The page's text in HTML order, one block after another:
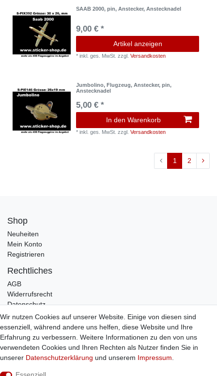
SAAB 2000, pin, Anstecker, Anstecknadel
9,00 € *
Artikel anzeigen
*inkl. ges. MwSt. zzgl.Versandkosten
Jumbolino, Flugzeug, Anstecker, pin,
Anstecknadel
5,00 € *
In den Warenkorb
*inkl. ges. MwSt. zzgl.Versandkosten
1 2
Shop
Neuheiten
Mein Konto
Registrieren
Rechtliches
AGB
Widerrufsrecht
Datenschutz
Impressum
Infos
Zahlung / Versand
Individuelle Anfertigung
Wir nutzen Cookies auf unserer Website. Einige von diesen sind
essenziell, während andere uns helfen, diese Website und Ihre
Erfahrung zu verbessern. Weitere Informationen zu den von uns
verwendeten Cookies und Ihren Rechten als Nutzer finden Sie in
unserer Daten­schutz­erklärung und unserem Impressum